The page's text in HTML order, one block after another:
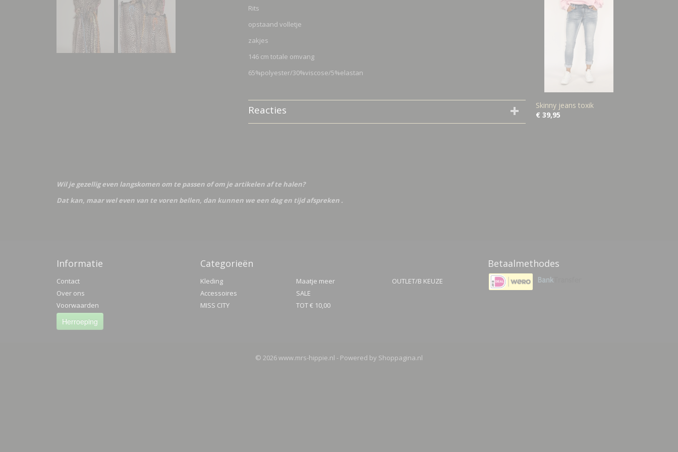
Rits
opstaand volletje
zakjes
146 cm totale omvang
65%polyester/30%viscose/5%elastan
Reacties
Skinny jeans toxik
€ 39,95
Wil je gezellig even langskomen om te passen of om je artikelen af te halen?
Dat kan, maar wel even van te voren bellen, dan kunnen we een dag en tijd afspreken .
Informatie
Contact
Over ons
Voorwaarden
Herroeping
Categorieën
Kleding
Accessoires
MISS CITY
Maatje meer
SALE
TOT € 10,00
OUTLET/B KEUZE
Betaalmethodes
© 2026 www.mrs-hippie.nl - Powered by Shoppagina.nl